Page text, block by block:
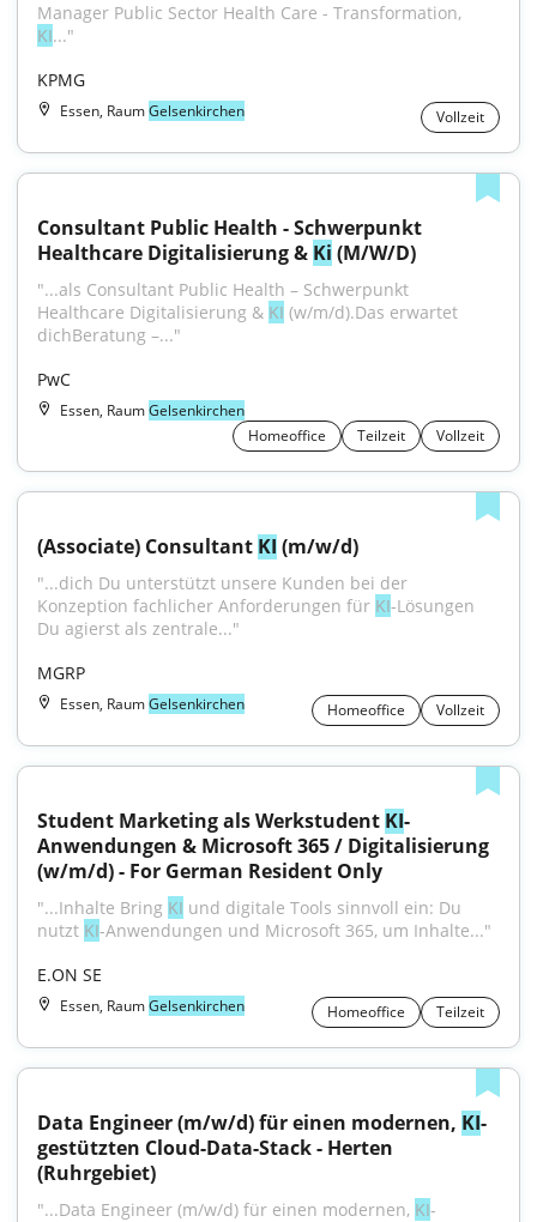
KI..."
KPMG
Essen, RaumGelsenkirchen Vollzeit
Consultant Public Health - Schwerpunkt
Healthcare Digitalisierung & Ki (M/W/D)
"...als Consultant Public Health – Schwerpunkt
Healthcare Digitalisierung & KI (w/m/d).Das erwartet
dichBeratung –..."
PwC
Essen, RaumGelsenkirchen
Homeoffice
Teilzeit Vollzeit
(Associate) Consultant KI (m/w/d)
"...dich Du unterstützt unsere Kunden bei der
Konzeption fachlicher Anforderungen für KI-Lösungen
Du agierst als zentrale..."
MGRP
Essen, RaumGelsenkirchen Homeoffice Vollzeit
Student Marketing als Werkstudent KI-
Anwendungen & Microsoft 365 / Digitalisierung
(w/m/d) - For German Resident Only
"...Inhalte Bring KI und digitale Tools sinnvoll ein: Du
nutzt KI-Anwendungen und Microsoft 365, um Inhalte..."
E.ON SE
Essen, RaumGelsenkirchen Homeoffice Teilzeit
Data Engineer (m/w/d) für einen modernen, KI-
gestützten Cloud-Data-Stack - Herten
(Ruhrgebiet)
"...Data Engineer (m/w/d) für einen modernen, KI-